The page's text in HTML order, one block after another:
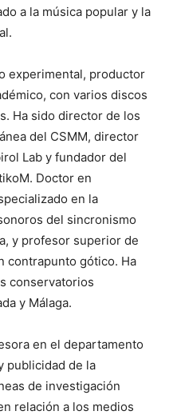
a la música popular y la
experimental, productor
con varios discos
Ha sido director de los
del CSMM, director
Lab y fundador del
Doctor en
en la
del sincronismo
y profesor superior de
contrapunto gótico. Ha
conservatorios
y Málaga.
en el departamento
publicidad de la
de investigación
relación a los medios